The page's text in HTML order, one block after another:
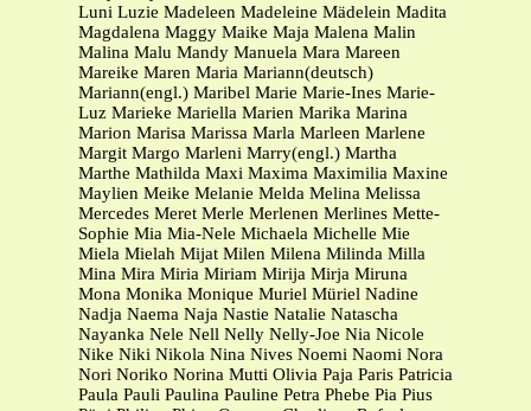
Luni Luzie Madeleen Madeleine Mädelein Madita
Magdalena Maggy Maike Maja Malena Malin
Malina Malu Mandy Manuela Mara Mareen
Mareike Maren Maria Mariann(deutsch)
Mariann(engl.) Maribel Marie Marie-Ines Marie-
Luz Marieke Mariella Marien Marika Marina
Marion Marisa Marissa Marla Marleen Marlene
Margit Margo Marleni Marry(engl.) Martha
Marthe Mathilda Maxi Maxima Maximilia Maxine
Maylien Meike Melanie Melda Melina Melissa
Mercedes Meret Merle Merlenen Merlines Mette-
Sophie Mia Mia-Nele Michaela Michelle Mie
Miela Mielah Mijat Milen Milena Milinda Milla
Mina Mira Miria Miriam Mirija Mirja Miruna
Mona Monika Monique Muriel Müriel Nadine
Nadja Naema Naja Nastie Natalie Natascha
Nayanka Nele Nell Nelly Nelly-Joe Nia Nicole
Nike Niki Nikola Nina Nives Noemi Naomi Nora
Nori Noriko Norina Mutti Olivia Paja Paris Patricia
Paula Pauli Paulina Pauline Petra Phebe Pia Pius